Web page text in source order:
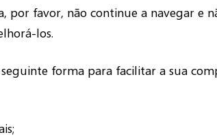
por favor, não continue a navegar e
los.
forma para facilitar a sua